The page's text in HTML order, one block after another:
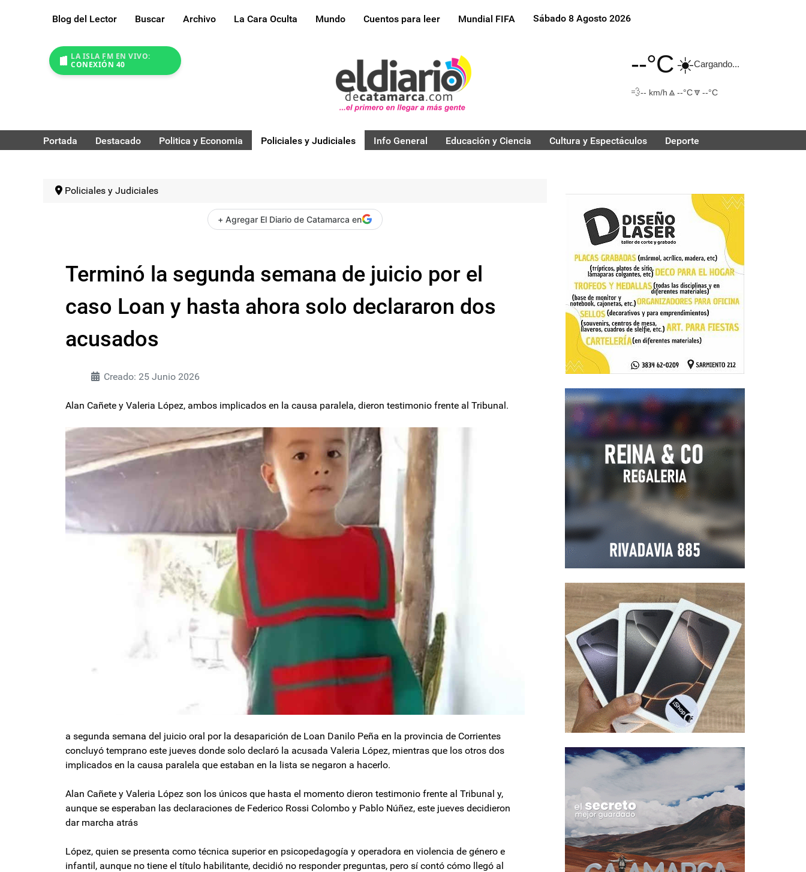
Blog del Lector Buscar Archivo La Cara Oculta Mundo Cuentos para leer Mundial FIFA Sábado 8 Agosto 2026
LA ISLA FM EN VIVO:
CONEXIÓN 40
--°C☀️Cargando...
💨-- km/h 🔼 --°C🔽 --°C
Portada Destacado Politica y Economia Policiales y Judiciales Info General Educación y Ciencia Cultura y Espectáculos Deporte
Policiales y Judiciales
+ Agregar El Diario de Catamarca en
Terminó la segunda semana de juicio por el
caso Loan y hasta ahora solo declararon dos
acusados
Creado: 25 Junio 2026
Alan Cañete y Valeria López, ambos implicados en la causa paralela, dieron testimonio frente al Tribunal.
a segunda semana del juicio oral por la desaparición de Loan Danilo Peña en la provincia de Corrientes
concluyó temprano este jueves donde solo declaró la acusada Valeria López, mientras que los otros dos
implicados en la causa paralela que estaban en la lista se negaron a hacerlo.
Alan Cañete y Valeria López son los únicos que hasta el momento dieron testimonio frente al Tribunal y,
aunque se esperaban las declaraciones de Federico Rossi Colombo y Pablo Núñez, este jueves decidieron
dar marcha atrás
López, quien se presenta como técnica superior en psicopedagogía y operadora en violencia de género e
infantil, aunque no tiene el título habilitante, decidió no responder preguntas, pero sí contó cómo llegó al